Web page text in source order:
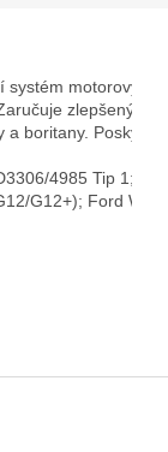
systém
zlepšený
a boritany.
4985 Tip 1;
G12+); Ford